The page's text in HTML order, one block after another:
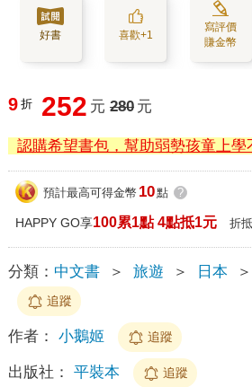
好書 喜歡+1
寫評價
賺金幣
9 折 252 元 280 元
認購希望書包，幫助弱勢孩童上學
預計最高可得金幣 10點 ?
HAPPY GO享100累1點 4點抵1元 折
分類： 中文書 ＞ 旅遊 ＞ 日本 ＞
追蹤
作者： 小鵝姬 追蹤
出版社： 平裝本 追蹤